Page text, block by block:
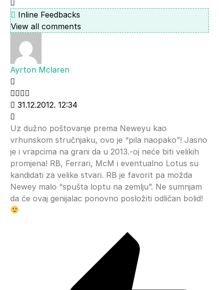
Inline Feedbacks
View all comments
Ayrton Mclaren
31.12.2012. 12:34
Uz dužno poštovanje prema Neweyu kao
vrhunskom stručnjaku, ovo je “pila naopako”! Jasno
je i vrapcima na grani da u 2013.-oj neće biti velikih
promjena! RB, Ferrari, McM i eventualno Lotus su
kandidati za velike stvari. RB je favorit pa možda
Newey malo “spušta loptu na zemlju”. Ne sumnjam
da će ovaj genijalac ponovno posložiti odličan bolid!